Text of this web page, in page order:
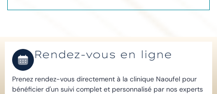
Rendez-vous en ligne
Prenez rendez-vous directement à la clinique Naoufel pour
bénéficier d'un suivi complet et personnalisé par nos experts